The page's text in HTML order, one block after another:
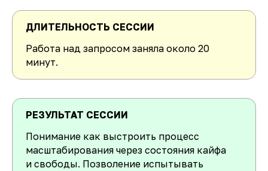
ДЛИТЕЛЬНОСТЬ СЕССИИ
Работа над запросом заняла около 20
минут.
РЕЗУЛЬТАТ СЕССИИ
Понимание как выстроить процесс
масштабирования через состояния кайфа
и свободы. Позволение испытывать